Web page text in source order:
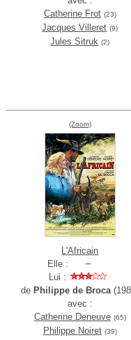
Catherine Frot (23)
Jacques Villeret (9)
Jules Sitruk (2)
(Zoom)
L'Africain
Elle :
Lui :
de Philippe de Broca
avec :
Catherine Deneuve (65)
Philippe Noiret (39)